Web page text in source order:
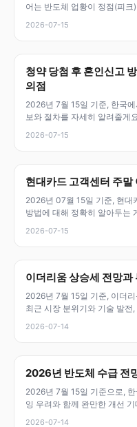
어는 반도체 업황이 정점(피
2026-07-15
청약 당첨 후 혼인신고
의점
2026년 7월 15일 기준, 한국
보와 절차를 자세히 알려줄게
2026-07-15
현대카드 고객센터 주말
2026년 07월 15일 기준, 현대
방법에 대해 정확히 알아두는
2026-07-15
이더리움 상승세 전망
2026년 7월 15일 기준, 이더
최근 시장 분위기와 기술 발전
2026-07-14
2026년 반도체 수급 전
2026년 7월 15일 기준으로,
잉 우려와 함께 완만한 개선
2026-07-14